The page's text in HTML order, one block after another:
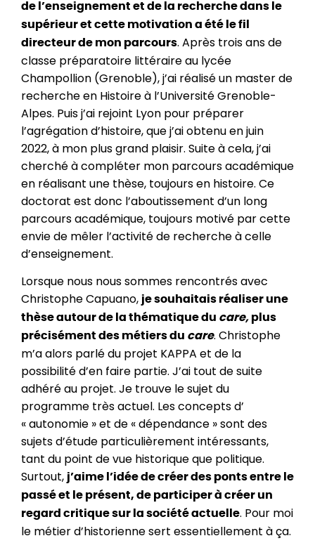
de l’enseignement et de la recherche dans le
supérieur et cette motivation a été le fil
directeur de mon parcours. Après trois ans de
classe préparatoire littéraire au lycée
Champollion (Grenoble), j’ai réalisé un master de
recherche en Histoire à l’Université Grenoble-
Alpes. Puis j’ai rejoint Lyon pour préparer
l’agrégation d’histoire, que j’ai obtenu en juin
2022, à mon plus grand plaisir. Suite à cela, j’ai
cherché à compléter mon parcours académique
en réalisant une thèse, toujours en histoire. Ce
doctorat est donc l’aboutissement d’un long
parcours académique, toujours motivé par cette
envie de mêler l’activité de recherche à celle
d’enseignement.
Lorsque nous nous sommes rencontrés avec
Christophe Capuano, je souhaitais réaliser une
thèse autour de la thématique du care, plus
précisément des métiers du care. Christophe
m’a alors parlé du projet KAPPA et de la
possibilité d’en faire partie. J’ai tout de suite
adhéré au projet. Je trouve le sujet du
programme très actuel. Les concepts d’
« autonomie » et de « dépendance » sont des
sujets d’étude particulièrement intéressants,
tant du point de vue historique que politique.
Surtout, j’aime l’idée de créer des ponts entre le
passé et le présent, de participer à créer un
regard critique sur la société actuelle. Pour moi
le métier d’historienne sert essentiellement à ça.